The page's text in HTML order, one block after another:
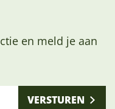
en meld je aan
VERSTUREN